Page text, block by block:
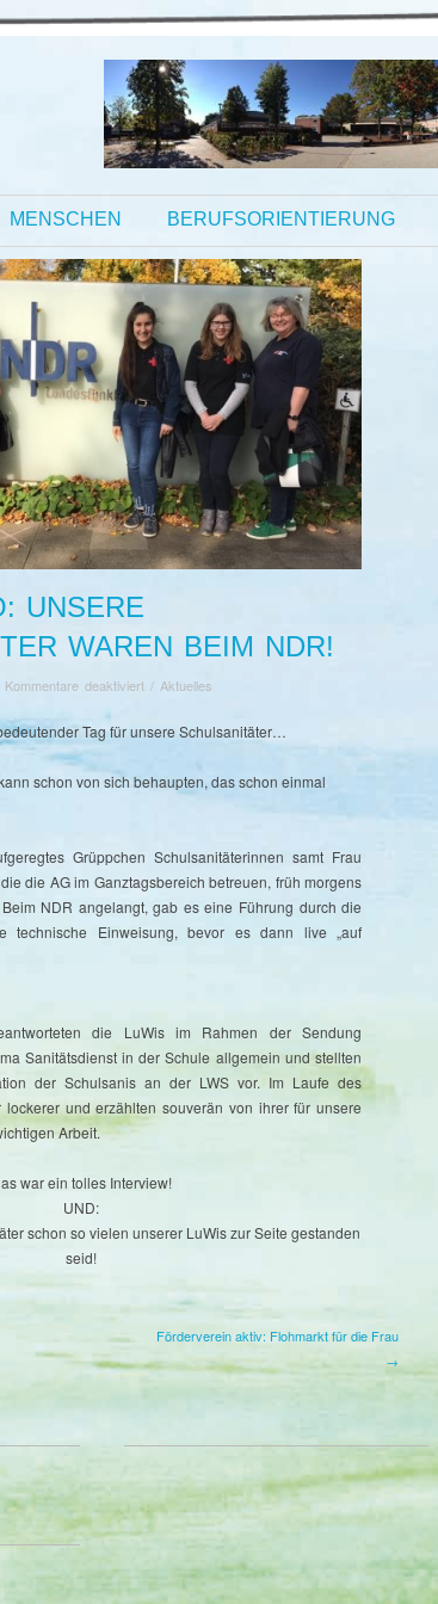
MENSCHEN BERUFSORIENTIERUNG
UNSERE
WAREN BEIM NDR!
Kommentare deaktiviertfür
im
unsere
Schulsanitäter
NDR!
/ Aktuelles
Tag für unsere Schulsanitäter…
schon von sich behaupten, das schon einmal
Grüppchen Schulsanitäterinnen samt Frau
die AG im Ganztagsbereich betreuen, früh morgens
NDR angelangt, gab es eine Führung durch die
technische Einweisung, bevor es dann live „auf
die LuWis im Rahmen der Sendung
Sanitätsdienst in der Schule allgemein und stellten
der Schulsanis an der LWS vor. Im Laufe des
und erzählten souverän von ihrer für unsere
Arbeit.
war ein tolles Interview!
UND:
schon so vielen unserer LuWis zur Seite gestanden
seid!
Förderverein aktiv: Flohmarkt für die Frau
→